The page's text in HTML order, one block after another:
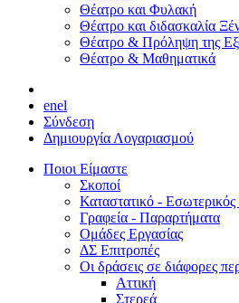
Θέατρο και Φυλακή
Θέατρο και διδασκαλία
Θέατρο & Πρόληψη της
Θέατρο & Μαθηματικά
enel
Σύνδεση
Δημιουργία Λογαριασμού
Ποιοι Είμαστε
Σκοποί
Καταστατικό -
Γραφεία - Παραρτήματα
Ομάδες Εργασίας
ΔΣ Επιτροπές
Οι δράσεις σε διάφορες
Αττική
Στερεά